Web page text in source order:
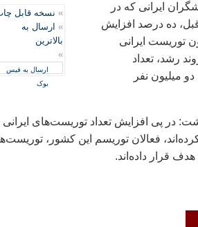
» نسخه قابل
» ارسال به
بالاترین
»
ارسال به فیس
بوک
ایرانی كه در
قبل، ده درصد افزایش
نوروز گذشته بیش از 1.8 میلیون توریست ایرانی
رشد، تعداد
میلیون نفر
در پی افزایش تعداد توریست‌های ایرانی
در ایام نوروز 90 ثبت نام كرده‌اند، فعالان توریسم این كشور،
قرار داده‌اند.